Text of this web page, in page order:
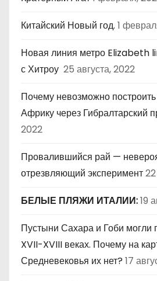
Китайский Новый год. 1
Новая линия метро Elizabeth
с Хитроу 25 августа, 2022
Почему невозможно
Африку через Гибралтарский
2022
Провалившийся рай —
отрезвляющий эксперимент
БЕЛЫЕ ПЛЯЖИ ИТАЛИИ:19
Пустыни Сахара и Гоби могли
XVII-XVIII веках. Почему на
Средневековья их нет? 17